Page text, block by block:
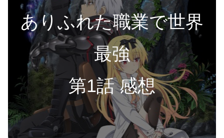
ありふれた職業で世界
最強
第1話 感想